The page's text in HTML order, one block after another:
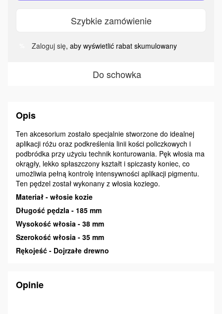
Szybkie zamówienie
Zaloguj się, aby wyświetlić rabat skumulowany
Do schowka
Opis
Ten akcesorium zostało specjalnie stworzone do idealnej
aplikacji różu oraz podkreślenia linii kości policzkowych i
podbródka przy użyciu technik konturowania. Pęk włosia ma
okrągły, lekko spłaszczony kształt i spiczasty koniec, co
umożliwia pełną kontrolę intensywności aplikacji pigmentu.
Ten pędzel został wykonany z włosia koziego.
Materiał - włosie kozie
Długość pędzla - 185 mm
Wysokość włosia - 38 mm
Szerokość włosia - 35 mm
Rękojeść - Dojrzałe drewno
Opinie